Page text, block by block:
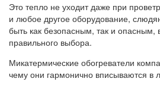
Это тепло не уходит даже при
и любое другое оборудование,
быть как безопасным, так и опасным,
правильного выбора.
Микатермические обогреватели
чему они гармонично вписываются в